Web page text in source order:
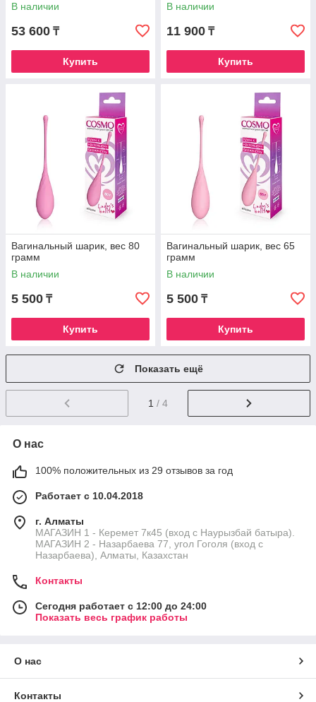
В наличии
53 600 ₸
Купить
В наличии
11 900 ₸
Купить
Вагинальный шарик, вес 80
грамм
В наличии
5 500 ₸
Купить
Вагинальный шарик, вес 65
грамм
В наличии
5 500 ₸
Купить
Показать ещё
1 / 4
О нас
100% положительных из 29 отзывов за год
Работает с 10.04.2018
г. Алматы
МАГАЗИН 1 - Керемет 7к45 (вход с Наурызбай батыра).
МАГАЗИН 2 - Назарбаева 77, угол Гоголя (вход с
Назарбаева), Алматы, Казахстан
Контакты
Сегодня работает с 12:00 до 24:00
Показать весь график работы
О нас
Контакты